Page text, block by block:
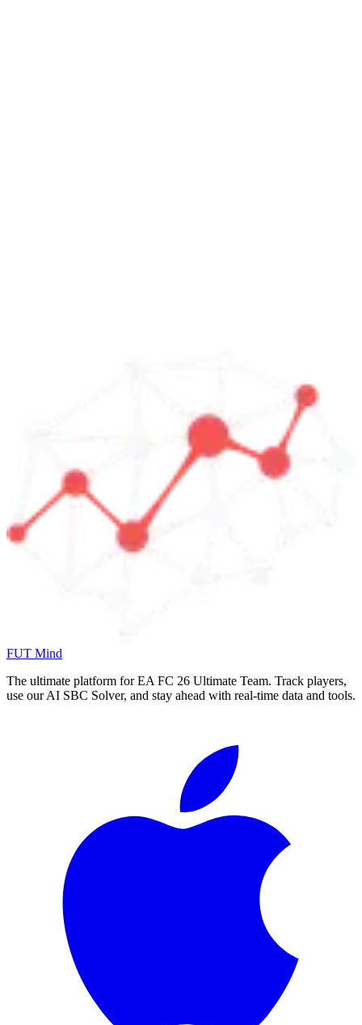
FUT Mind
The ultimate platform for EA FC 26 Ultimate Team. Track players,
use our AI SBC Solver, and stay ahead with real-time data and tools.